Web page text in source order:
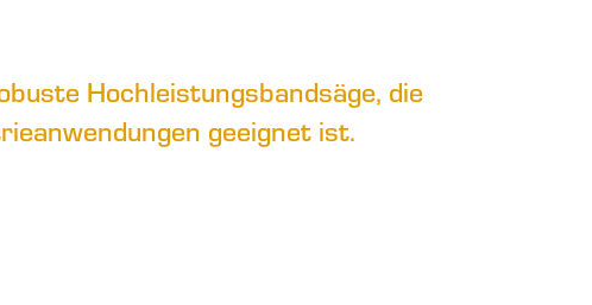
Hochleistungsbandsäge, die
geeignet ist.